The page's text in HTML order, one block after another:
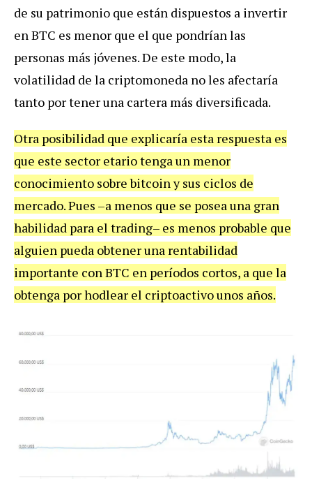
de su patrimonio que están dispuestos a invertir
en BTC es menor que el que pondrían las
personas más jóvenes. De este modo, la
volatilidad de la criptomoneda no les afectaría
tanto por tener una cartera más diversificada.
Otra posibilidad que explicaría esta respuesta es
que este sector etario tenga un menor
conocimiento sobre bitcoin y sus ciclos de
mercado. Pues –a menos que se posea una gran
habilidad para el trading– es menos probable que
alguien pueda obtener una rentabilidad
importante con BTC en períodos cortos, a que la
obtenga por hodlear el criptoactivo unos años.